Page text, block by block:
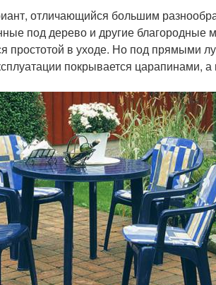
отличающийся большим
под дерево и другие благородные
простотой в уходе. Но под прямыми
покрывается царапинами, а